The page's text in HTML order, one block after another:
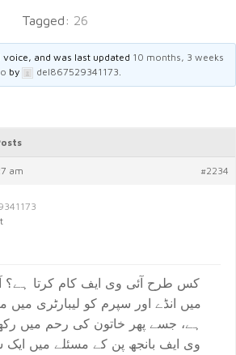
Tagged: 26
and was last updated 10 months, 3 weeks
by del867529341173
am #2234
کس طرح آئی وی ایف کام کرتا
میں انڈے اور سپرم کو لیبارٹری میں ملا
ہے، جسے پھر خاتون کی رحم میں
وی ایف بانجھ پن کے مسئلے میں ایک